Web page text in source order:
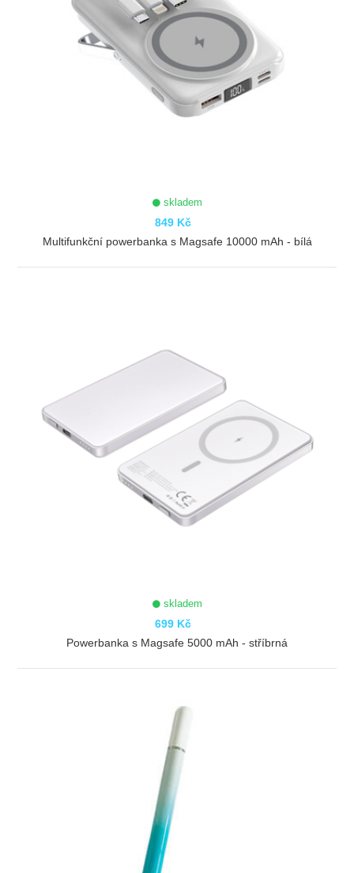
skladem
849 Kč
Multifunkční powerbanka s Magsafe 10000 mAh - bílá
skladem
699 Kč
Powerbanka s Magsafe 5000 mAh - stříbrná